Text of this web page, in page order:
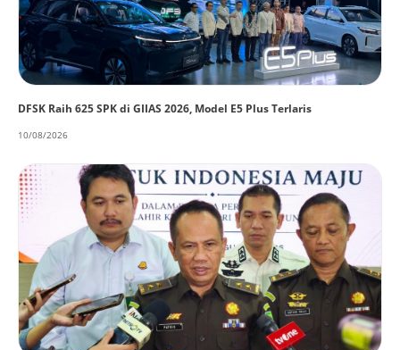
DFSK Raih 625 SPK di GIIAS 2026, Model E5 Plus Terlaris
10/08/2026